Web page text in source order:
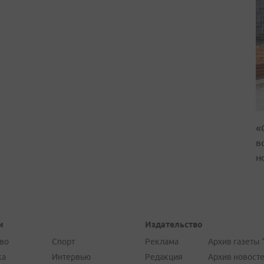
Спорт
Интервью
Издательство
Реклама
Редакция
Архив газеты
Архив